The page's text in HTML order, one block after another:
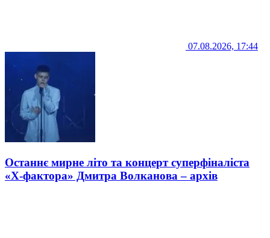
07.08.2026, 17:44
Останнє мирне літо та концерт суперфіналіста
«Х-фактора» Дмитра Волканова – архів